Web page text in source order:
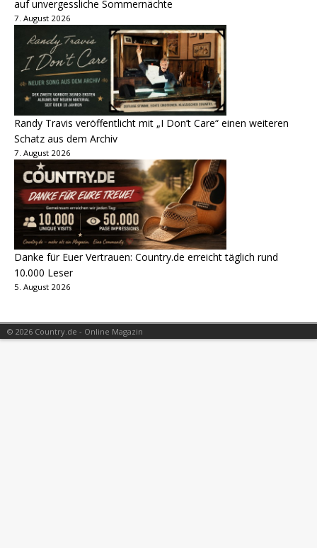
auf unvergessliche Sommernächte
7. August 2026
Randy Travis veröffentlicht mit „I Don’t Care“ einen weiteren
Schatz aus dem Archiv
7. August 2026
Danke für Euer Vertrauen: Country.de erreicht täglich rund
10.000 Leser
5. August 2026
© 2026 Country.de - Online Magazin